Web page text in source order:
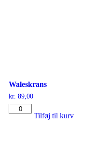
Waleskrans
kr. 89,00
Tilføj til kurv